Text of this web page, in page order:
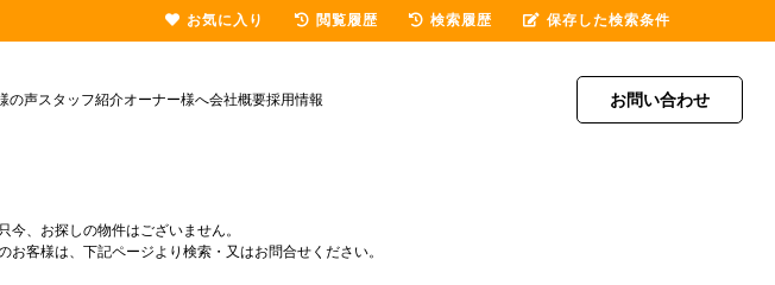
の声スタッフ紹介オーナー様へ会社概要採用情報 お問い合わせ
只今、お探しの物件はございません。
お客様は、下記ページより検索・又はお問合せください。
お気に入り 閲覧履歴 検索履歴 保存した検索条件